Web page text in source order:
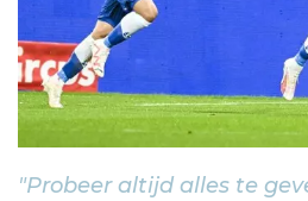
"Probeer altijd alles te